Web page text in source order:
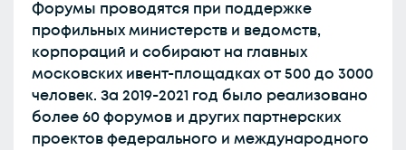
Форумы проводятся при поддержке
профильных министерств и ведомств,
корпораций и собирают на главных
московских ивент-площадках от 500 до 3000
человек. За 2019-2021 год было реализовано
более 60 форумов и других партнерских
проектов федерального и международного